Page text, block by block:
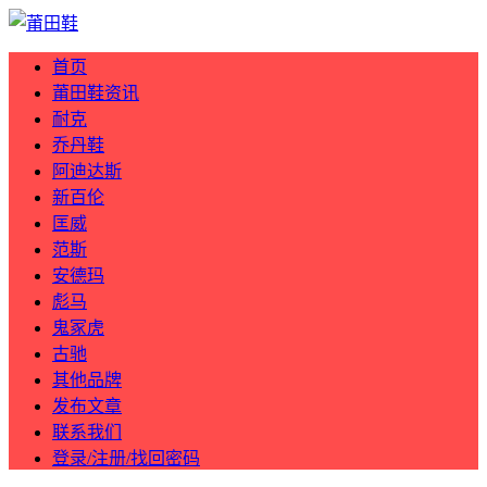
首页
莆田鞋资讯
耐克
乔丹鞋
阿迪达斯
新百伦
匡威
范斯
安德玛
彪马
鬼冢虎
古驰
其他品牌
发布文章
联系我们
登录/注册/找回密码